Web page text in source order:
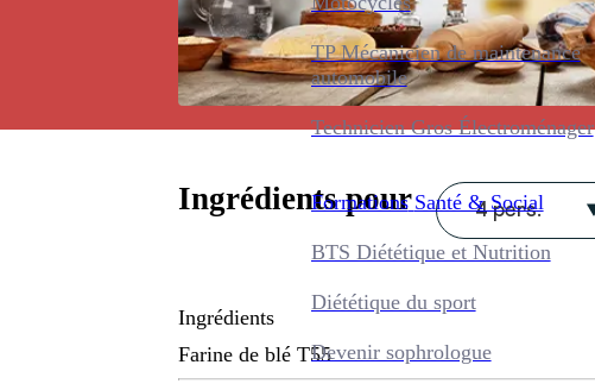
TP Mécanicien de maintenance
automobile
Technicien Gros Électroménager
Formations Santé & Social
BTS Diététique et Nutrition
Diététique du sport
Devenir sophrologue
Ingrédients pour 4 pers.
Ingrédients
Farine de blé T55